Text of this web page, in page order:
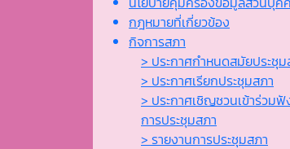
กฎหมายที่เกี่ยวข้อง
กิจการสภา
> ประกาศกำหนดสมัยประชุม
> ประกาศเรียกประชุมสภา
> ประกาศเชิญชวนเข้าร่วมฟั
การประชุมสภา
> รายงานการประชุมสภา